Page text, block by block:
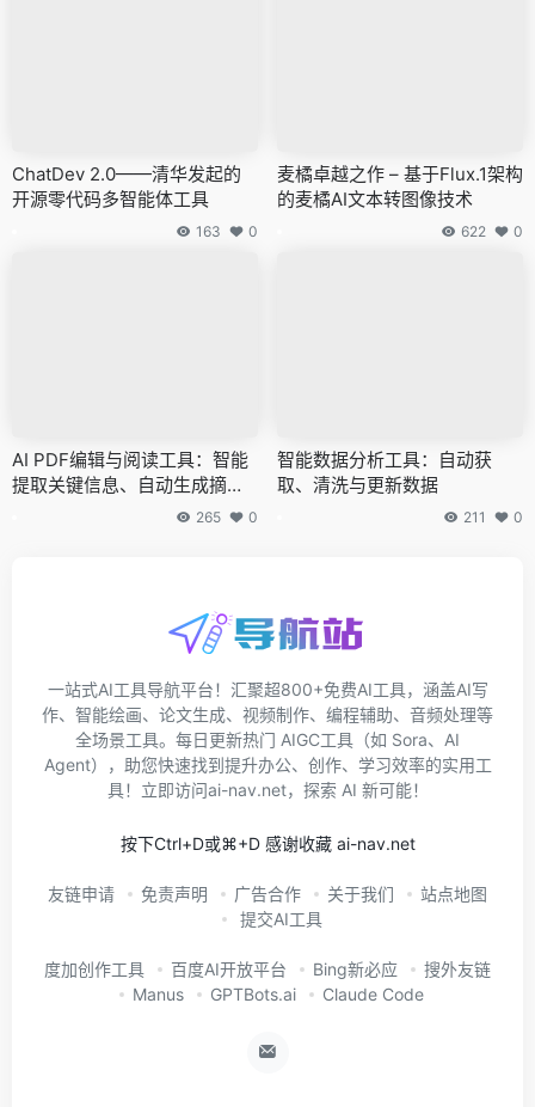
ChatDev 2.0——清华发起的
开源零代码多智能体工具
163 0
麦橘卓越之作 – 基于Flux.1架构
的麦橘AI文本转图像技术
622 0
AI PDF编辑与阅读工具：智能
提取关键信息、自动生成摘要
265 0
智能数据分析工具：自动获
取、清洗与更新数据
211 0
一站式AI工具导航平台！汇聚超800+免费AI工具，涵盖AI写
作、智能绘画、论文生成、视频制作、编程辅助、音频处理等
全场景工具。每日更新热门 AIGC工具（如 Sora、AI
Agent），助您快速找到提升办公、创作、学习效率的实用工
具！立即访问ai-nav.net，探索 AI 新可能！
按下Ctrl+D或⌘+D 感谢收藏 ai-nav.net
友链申请 免责声明 广告合作 关于我们
站点地图
提交AI工具
度加创作工具 百度AI开放平台 Bing新必应
搜外友链
Manus
GPTBots.ai Claude Code